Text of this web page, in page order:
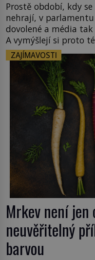
Prostě období, kdy
nehrají, v parlamentu
dovolené a média
A vymýšlejí si proto
nezajímají. Proč je
zrovna s okurkami?
od poloviny 19.
ZAJÍMAVOSTI
Mrkev není jen
neuvěřitelný
barvou